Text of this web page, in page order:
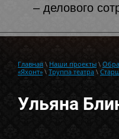
– делового
Главная \ Наши проекты \
«Яхонт» \ Труппа театра \
Ульяна